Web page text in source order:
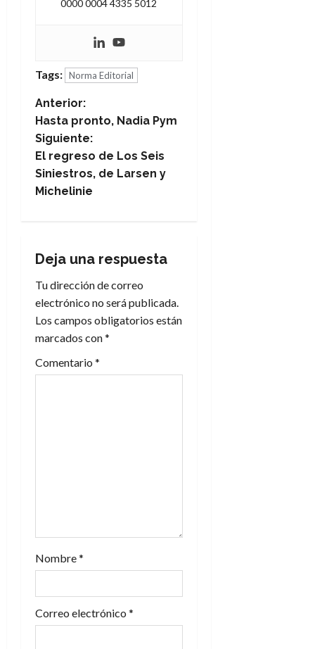
0000 0004 4335 5012
Tags: Norma Editorial
N
a
v
e
a
c
i
ó
n
r
d
Anterior:
Hasta pronto, Nadia Pym
Siguiente:
El regreso de Los Seis
Siniestros, de Larsen y
Michelinie
Deja una respuesta
Tu dirección de correo
electrónico no será publicada.
Los campos obligatorios están
marcados con*
Comentario *
Nombre*
Correo electrónico *